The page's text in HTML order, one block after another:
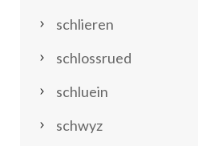
schlieren
schlossrued
schluein
schwyz